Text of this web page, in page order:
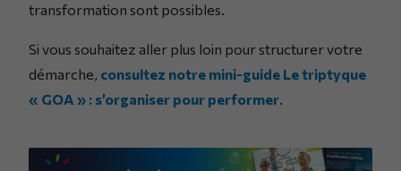
transformation sont possibles.
Si vous souhaitez aller plus loin pour structurer votre
démarche, consultez notre mini-guide Le triptyque
« GOA » : s’organiser pour performer.